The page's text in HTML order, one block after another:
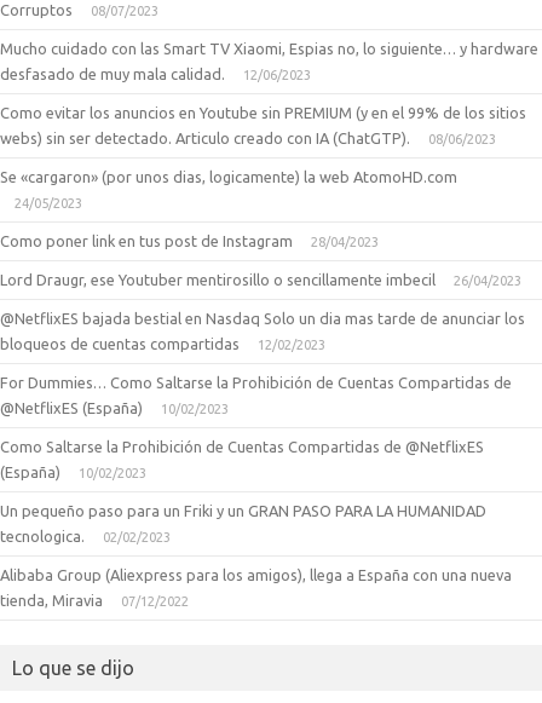
Corruptos
08/07/2023
Mucho cuidado con las Smart TV Xiaomi, Espias no, lo siguiente… y hardware
desfasado de muy mala calidad.
12/06/2023
Como evitar los anuncios en Youtube sin PREMIUM (y en el 99% de los sitios
webs) sin ser detectado. Articulo creado con IA (ChatGTP).
08/06/2023
Se «cargaron» (por unos dias, logicamente) la web AtomoHD.com
24/05/2023
Como poner link en tus post de Instagram 28/04/2023
Lord Draugr, ese Youtuber mentirosillo o sencillamente imbecil 26/04/2023
@NetflixES bajada bestial en Nasdaq Solo un dia mas tarde de anunciar los
bloqueos de cuentas compartidas
12/02/2023
For Dummies… Como Saltarse la Prohibición de Cuentas Compartidas de
@NetflixES (España)
10/02/2023
Como Saltarse la Prohibición de Cuentas Compartidas de @NetflixES
(España)
10/02/2023
Un pequeño paso para un Friki y un GRAN PASO PARA LA HUMANIDAD
tecnologica.
02/02/2023
Alibaba Group (Aliexpress para los amigos), llega a España con una nueva
tienda, Miravia
07/12/2022
Lo que se dijo